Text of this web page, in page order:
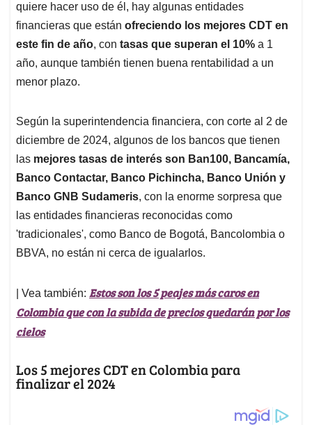
quiere hacer uso de él, hay algunas entidades
financieras que están ofreciendo los mejores CDT en
este fin de año, con tasas que superan el 10% a 1
año, aunque también tienen buena rentabilidad a un
menor plazo.
Según la superintendencia financiera, con corte al 2 de
diciembre de 2024, algunos de los bancos que tienen
las mejores tasas de interés son Ban100, Bancamía,
Banco Contactar, Banco Pichincha, Banco Unión y
Banco GNB Sudameris, con la enorme sorpresa que
las entidades financieras reconocidas como
'tradicionales', como Banco de Bogotá, Bancolombia o
BBVA, no están ni cerca de igualarlos.
| Vea también: Estos son los 5 peajes más caros en
Colombia que con la subida de precios quedarán por los
cielos
Los 5 mejores CDT en Colombia para
finalizar el 2024